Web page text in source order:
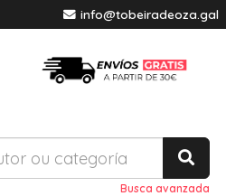
info@tobeiradeoza.gal
Busca avanzada